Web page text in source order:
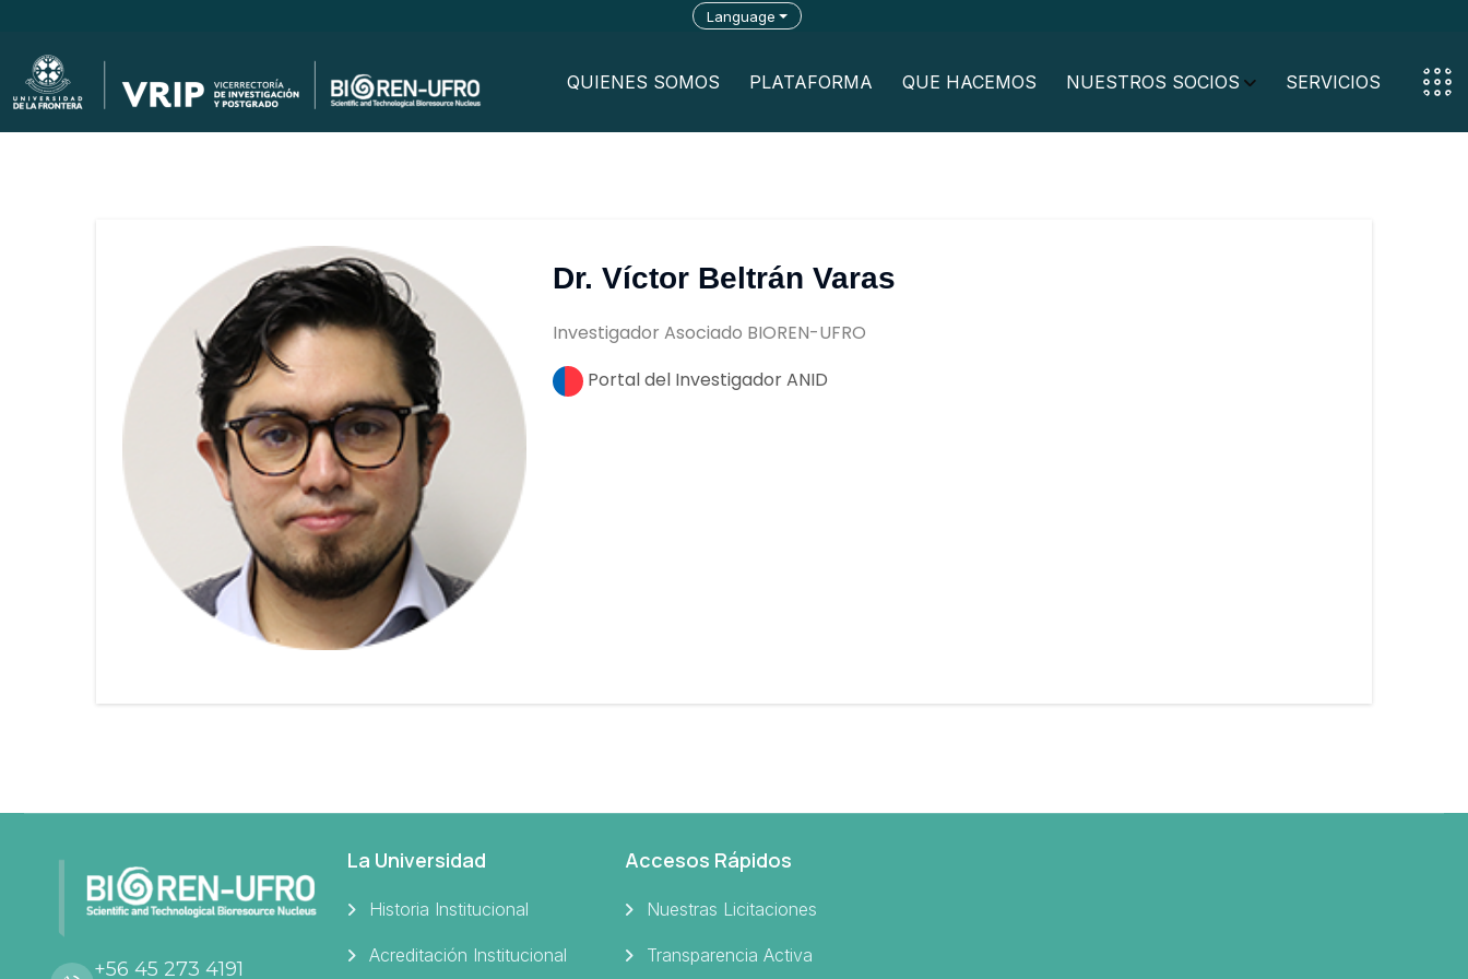
Language
QUIENES SOMOS PLATAFORMA QUE HACEMOS NUESTROS SOCIOS SERVICIOS
Dr. Víctor Beltrán Varas
Investigador Asociado BIOREN-UFRO
Portal del Investigador ANID
+56 45 273 4191
La Universidad
Historia Institucional
Acreditación Institucional
Accesos Rápidos
Nuestras Licitaciones
Transparencia Activa